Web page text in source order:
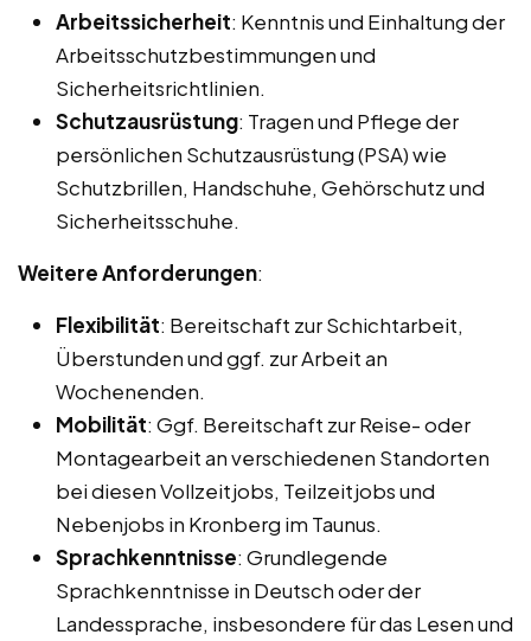
Arbeitssicherheit: Kenntnis und Einhaltung der
Arbeitsschutzbestimmungen und
Sicherheitsrichtlinien.
Schutzausrüstung: Tragen und Pflege der
persönlichen Schutzausrüstung (PSA) wie
Schutzbrillen, Handschuhe, Gehörschutz und
Sicherheitsschuhe.
Weitere Anforderungen:
Flexibilität: Bereitschaft zur Schichtarbeit,
Überstunden und ggf. zur Arbeit an
Wochenenden.
Mobilität: Ggf. Bereitschaft zur Reise- oder
Montagearbeit an verschiedenen Standorten
bei diesen Vollzeitjobs, Teilzeitjobs und
Nebenjobs in Kronberg im Taunus.
Sprachkenntnisse: Grundlegende
Sprachkenntnisse in Deutsch oder der
Landessprache, insbesondere für das Lesen und